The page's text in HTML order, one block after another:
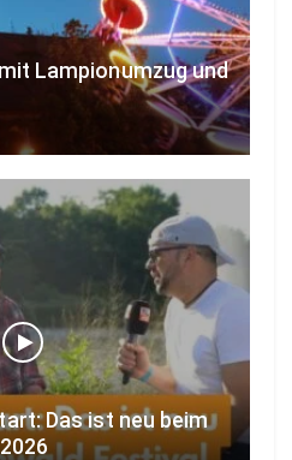
Lampionumzug und
Das ist neu beim